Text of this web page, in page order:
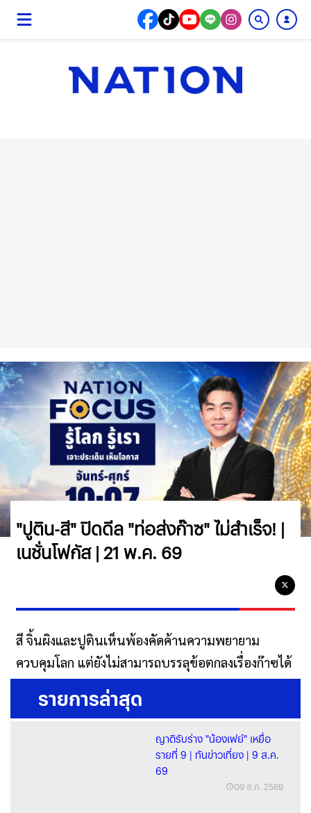
"ปูติน-สี" ปิดดีล "ท่อส่งก๊าซ" ไม่สำเร็จ! |
เนชั่นโฟกัส | 21 พ.ค. 69
สี จิ้นผิงและปูตินเห็นพ้องคัดค้านความพยายาม
ควบคุมโลก แต่ยังไม่สามารถบรรลุข้อตกลงเรื่องก๊าซได้
รายการล่าสุด
ญาติรับร่าง "น้องเฟย์" เหยื่อ
รายที่ 9 | ทันข่าวเที่ยง | 9 ส.ค.
69
09 ส.ค. 2569